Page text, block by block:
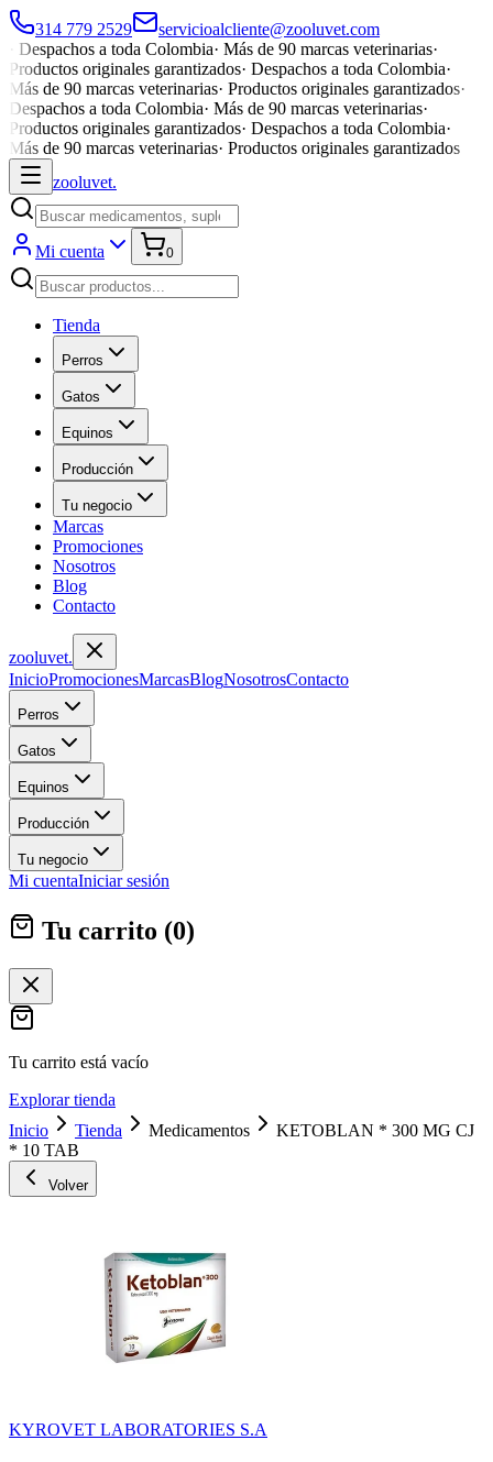
314 779 2529
servicioalcliente@zooluvet.com
Despachos a toda Colombia· Más de 90 marcas veterinarias·
Productos originales garantizados· Despachos a toda Colombia·
Más de 90 marcas veterinarias· Productos originales garantizados·
Despachos a toda Colombia· Más de 90 marcas veterinarias·
Productos originales garantizados· Despachos a toda Colombia·
Más de 90 marcas veterinarias· Productos originales garantizados
zooluvet.
Mi cuenta 0
Tienda
Perros
Gatos
Equinos
Producción
Tu negocio
Marcas
Promociones
Nosotros
Blog
Contacto
zooluvet.
InicioPromocionesMarcasBlogNosotrosContacto
Perros
Gatos
Equinos
Producción
Tu negocio
Mi cuentaIniciar sesión
Tu carrito (0)
Tu carrito está vacío
Explorar tienda
Inicio
Tienda Medicamentos
KETOBLAN * 300 MG CJ
* 10 TAB
Volver
KYROVET LABORATORIES S.A